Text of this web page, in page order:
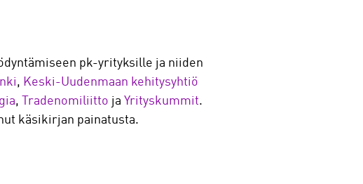
pk-yrityksille ja niiden
, Keski-Uudenmaan kehitysyhtiö
, Tradenomiliitto ja Yrityskummit.
käsikirjan painatusta.